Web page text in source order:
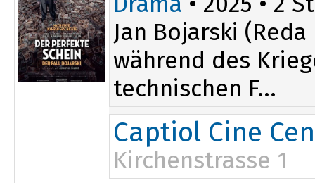
Jan Bojarski
während des
technischen F...
Captiol Cine
Kirchenstrasse 1